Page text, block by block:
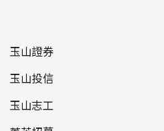
玉山證券
玉山投信
玉山志工